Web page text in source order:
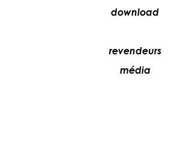
download
revendeurs
média